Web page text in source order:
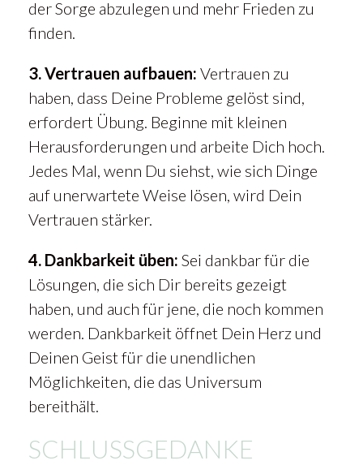
der Sorge abzulegen und mehr Frieden zu
finden.
3. Vertrauen aufbauen: Vertrauen zu
haben, dass Deine Probleme gelöst sind,
erfordert Übung. Beginne mit kleinen
Herausforderungen und arbeite Dich hoch.
Jedes Mal, wenn Du siehst, wie sich Dinge
auf unerwartete Weise lösen, wird Dein
Vertrauen stärker.
4. Dankbarkeit üben: Sei dankbar für die
Lösungen, die sich Dir bereits gezeigt
haben, und auch für jene, die noch kommen
werden. Dankbarkeit öffnet Dein Herz und
Deinen Geist für die unendlichen
Möglichkeiten, die das Universum
bereithält.
SCHLUSSGEDANKE